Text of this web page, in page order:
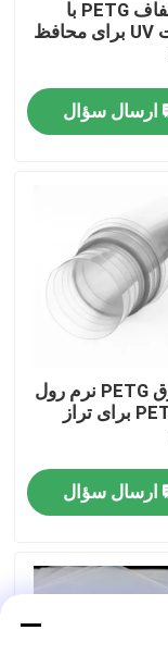
ورق شفاف PETG با
حفاظت UV برای محافظ
ارسال سؤال
رول ورق PETG نرم رول
ورق PETG برای تراز
ارسال سؤال